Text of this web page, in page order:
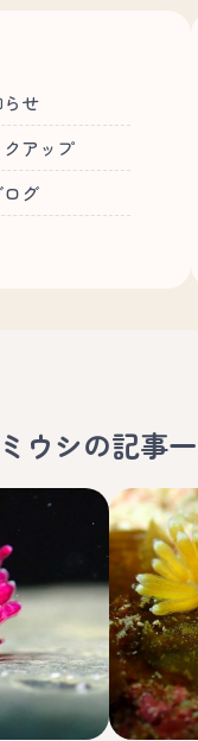
せ
クアップ
グ
ウシの記事